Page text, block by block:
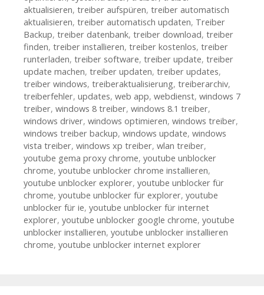
aktualisieren, treiber aufspüren, treiber automatisch
aktualisieren, treiber automatisch updaten, Treiber
Backup, treiber datenbank, treiber download, treiber
finden, treiber installieren, treiber kostenlos, treiber
runterladen, treiber software, treiber update, treiber
update machen, treiber updaten, treiber updates,
treiber windows, treiberaktualisierung, treiberarchiv,
treiberfehler, updates, web app, webdienst, windows 7
treiber, windows 8 treiber, windows 8.1 treiber,
windows driver, windows optimieren, windows treiber,
windows treiber backup, windows update, windows
vista treiber, windows xp treiber, wlan treiber,
youtube gema proxy chrome, youtube unblocker
chrome, youtube unblocker chrome installieren,
youtube unblocker explorer, youtube unblocker für
chrome, youtube unblocker für explorer, youtube
unblocker für ie, youtube unblocker für internet
explorer, youtube unblocker google chrome, youtube
unblocker installieren, youtube unblocker installieren
chrome, youtube unblocker internet explorer